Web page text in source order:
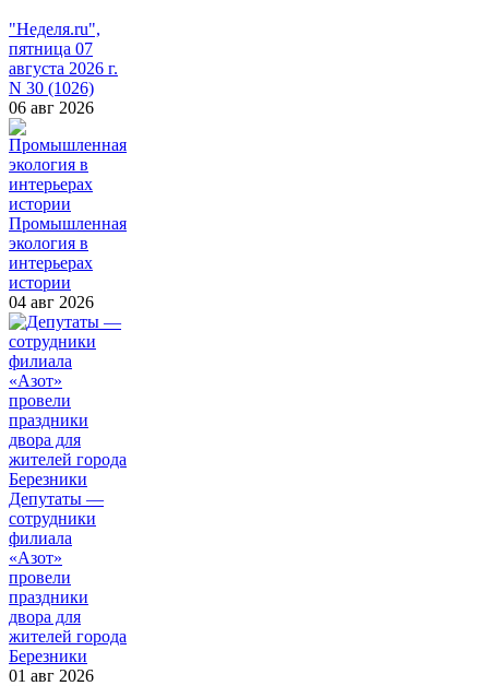
"Неделя.ru",
пятница 07
августа 2026 г.
N 30 (1026)
06 авг 2026
Промышленная
экология в
интерьерах
истории
04 авг 2026
Депутаты —
сотрудники
филиала
«Азот»
провели
праздники
двора для
жителей города
Березники
01 авг 2026